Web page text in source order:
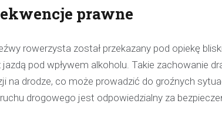
prawne
rowerzysta został przekazany pod opiekę
pod wpływem alkoholu. Takie zachowanie
na drodze, co może prowadzić do groźnych
drogowego jest odpowiedzialny za